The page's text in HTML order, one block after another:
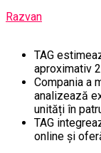
Razvan
TAG
aproximativ
Compania a
analizează
unități în
TAG
online și